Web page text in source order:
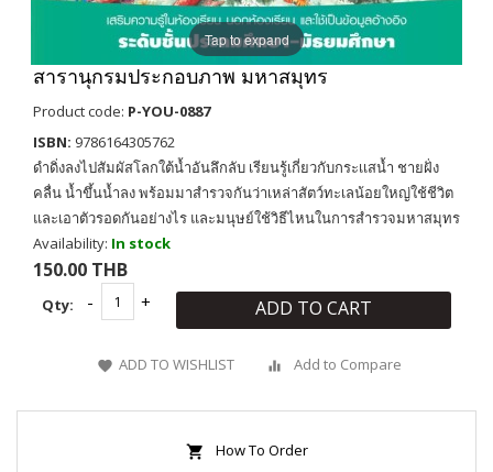
Tap to expand
สารานุกรมประกอบภาพ มหาสมุทร
Product code: P-YOU-0887
ISBN: 9786164305762
ดำดิ่งลงไปสัมผัสโลกใต้น้ำอันลึกลับ เรียนรู้เกี่ยวกับกระเเสน้ำ ชายฝั่ง
คลื่น น้ำขึ้นน้ำลง พร้อมมาสำรวจกันว่าเหล่าสัตว์ทะเลน้อยใหญ่ใช้ชีวิต
และเอาตัวรอดกันอย่างไร และมนุษย์ใช้วิธีไหนในการสำรวจมหาสมุทร
Availability: In stock
150.00 THB
Qty: ADD TO CART
ADD TO WISHLIST Add to Compare
How To Order